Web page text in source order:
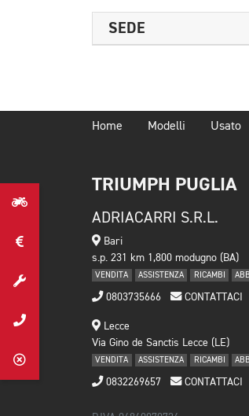
SEDE
Home Modelli Usato
TRIUMPH PUGLIA
ADRIACARRI S.R.L.
Bari
s.p. 231 km 1,800 modugno (BA)
VENDITA ASSISTENZA RICAMBI
0803735666 CONTATTACI
Lecce
Via Gino de Sanctis Lecce (LE)
VENDITA ASSISTENZA RICAMBI
0832269657 CONTATTACI